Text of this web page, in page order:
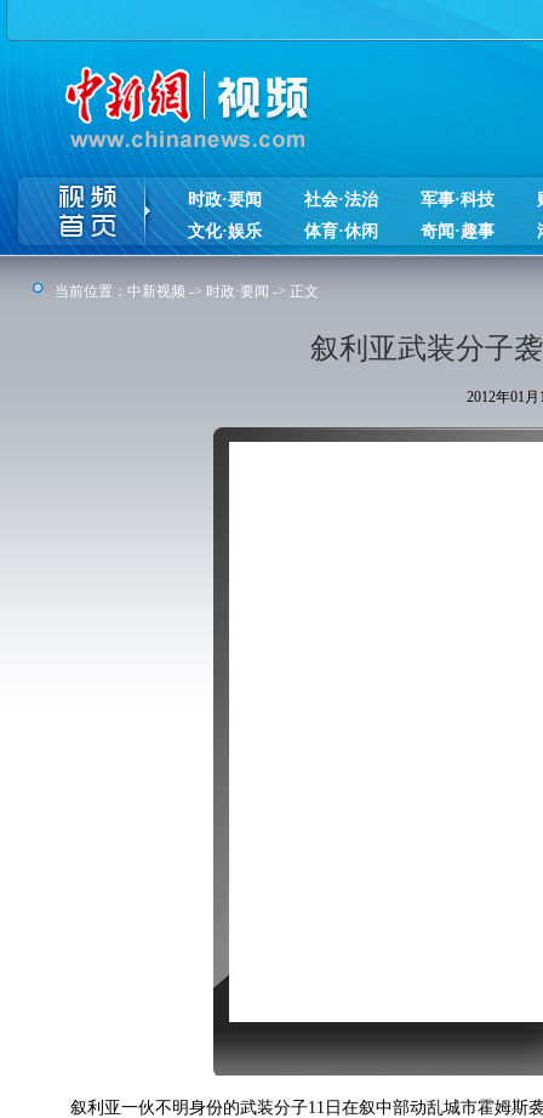
时政·要闻 社会·法治 军事·科技
文化·娱乐
体育·休闲 奇闻·趣事
当前位置： 中新视频 -> 时政·要闻 -> 正文
叙利亚武装分子
2012年01
叙利亚一伙不明身份的武装分子11日在叙中部动乱城市霍姆斯